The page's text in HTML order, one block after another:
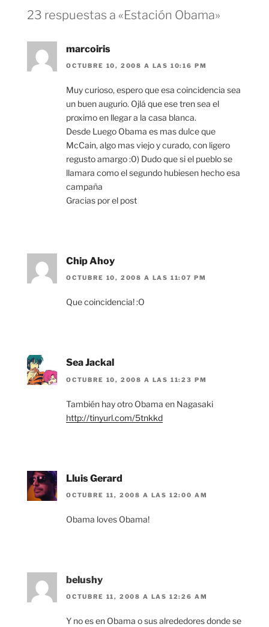
23 respuestas a «Estación Obama»
marcoiris
OCTUBRE 10, 2008 A LAS 10:16 PM
Muy curioso, espero que esa coincidencia sea
un buen augurio. Ojlá que ese tren sea el
proximo en llegar a la casa blanca.
Desde Luego Obama es mas dulce que
McCain, algo mas viejo y curado, con ligero
regusto amargo :0) Dudo que si el pueblo se
llamara como el segundo hubiesen hecho esa
campaña
Gracias por el post
Chip Ahoy
OCTUBRE 10, 2008 A LAS 11:07 PM
Que coincidencia! :O
Sea Jackal
OCTUBRE 10, 2008 A LAS 11:23 PM
También hay otro Obama en Nagasaki
http://tinyurl.com/5tnkkd
Lluis Gerard
OCTUBRE 11, 2008 A LAS 12:00 AM
Obama loves Obama!
belushy
OCTUBRE 11, 2008 A LAS 12:26 AM
Y no es en Obama o sus alrededores donde se